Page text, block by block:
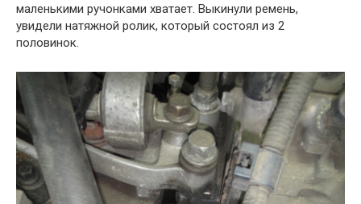
маленькими ручонками хватает. Выкинули ремень,
увидели натяжной ролик, который состоял из 2
половинок.